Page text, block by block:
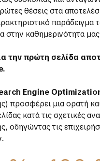
θέσεις στα
στην καθημερινότητα
την πρώτη σελίδα
Engine
προσφέρει μια ορατή
κατά τις σχετικές
οδηγώντας τις